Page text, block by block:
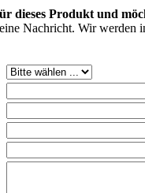
dieses Produkt und
Nachricht. Wir werden